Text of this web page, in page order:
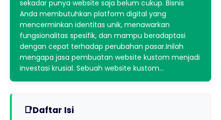
sekadar punya website saja belum cukup. Bisnis
Anda membutuhkan platform digital yang
mencerminkan identitas unik, menawarkan
fungsionalitas spesifik, dan mampu beradaptasi
dengan cepat terhadap perubahan pasar.Inilah
mengapa jasa pembuatan website kustom menjadi
investasi krusial. Sebuah website kustom…
Daftar Isi